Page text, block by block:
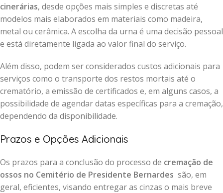
cinerárias, desde opções mais simples e discretas até
modelos mais elaborados em materiais como madeira,
metal ou cerâmica. A escolha da urna é uma decisão pessoal
e está diretamente ligada ao valor final do serviço.
Além disso, podem ser considerados custos adicionais para
serviços como o transporte dos restos mortais até o
crematório, a emissão de certificados e, em alguns casos, a
possibilidade de agendar datas específicas para a cremação,
dependendo da disponibilidade.
Prazos e Opções Adicionais
Os prazos para a conclusão do processo de cremação de
ossos no Cemitério de Presidente Bernardes são, em
geral, eficientes, visando entregar as cinzas o mais breve